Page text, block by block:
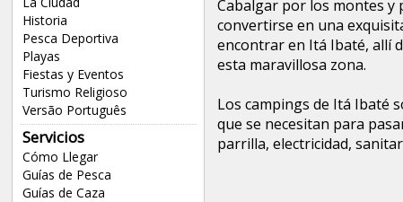
Historia
Pesca Deportiva
Playas
Fiestas y Eventos
Turismo Religioso
Versão Português
Servicios
Cómo Llegar
Guías de Pesca
Guías de Caza
Cabalgar por los montes y
convertirse en una
encontrar en Itá Ibaté, allí
esta maravillosa zona.
Los campings de Itá Ibaté
que se necesitan para
parrilla, electricidad,